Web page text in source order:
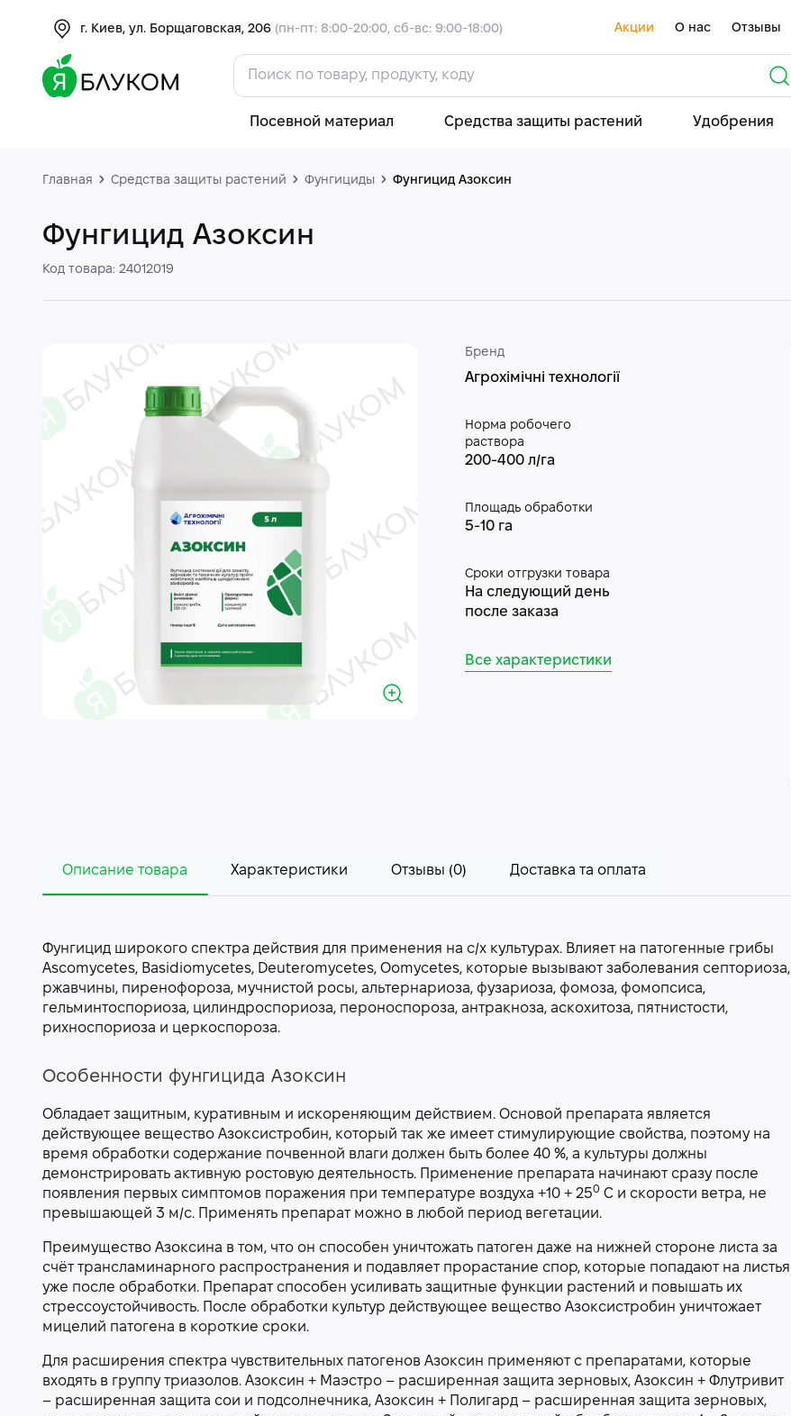
г. Киев, ул. Борщаговская, 206 (пн-пт: 8:00-20:00, сб-вс: 9:00-18:00) Акции О нас Отзывы
Посевной материал Средства защиты растений Удобрения
Главная Средства защиты растений Фунгициды Фунгицид Азоксин
Фунгицид Азоксин
Код товара: 24012019
Бренд
Агрохімічні технології
Норма робочего
раствора
200-400 л/га
Площадь обработки
5-10 га
Сроки отгрузки товара
На следующий день
после заказа
Все характеристики
Описание товара Характеристики Отзывы (0) Доставка та оплата
Фунгицид широкого спектра действия для применения на с/х культурах. Влияет на патогенные грибы
Ascomycetes, Basidiomycetes, Deuteromycetes, Oomycetes, которые вызывают заболевания септориоза,
ржавчины, пиренофороза, мучнистой росы, альтернариоза, фузариоза, фомоза, фомопсиса,
гельминтоспориоза, цилиндроспориоза, пероноспороза, антракноза, аскохитоза, пятнистости,
рихноспориоза и церкоспороза.
Особенности фунгицида Азоксин
Обладает защитным, куративным и искореняющим действием. Основой препарата является
действующее вещество Азоксистробин, который так же имеет стимулирующие свойства, поэтому на
время обработки содержание почвенной влаги должен быть более 40 %, а культуры должны
демонстрировать активную ростовую деятельность. Применение препарата начинают сразу после
появления первых симптомов поражения при температуре воздуха +10 + 250 С и скорости ветра, не
превышающей 3 м/с. Применять препарат можно в любой период вегетации.
Преимущество Азоксина в том, что он способен уничтожать патоген даже на нижней стороне листа за
счёт трансламинарного распространения и подавляет прорастание спор, которые попадают на листья
уже после обработки. Препарат способен усиливать защитные функции растений и повышать их
стрессоустойчивость. После обработки культур действующее вещество Азоксистробин уничтожает
мицелий патогена в короткие сроки.
Для расширения спектра чувствительных патогенов Азоксин применяют с препаратами, которые
входять в группу триазолов. Азоксин + Маэстро – расширенная защита зерновых, Азоксин + Флутривит
– расширенная защита сои и подсолнечника, Азоксин + Полигард – расширенная защита зерновых,